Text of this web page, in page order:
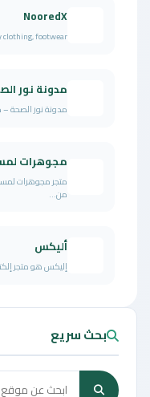
NooredX
footwear, ...
مدونة نور
مدونة نور الصحة
مجوهرات
متجر مجوهرات
من...
أليكس
إليكس هو متجر
بحث سريع